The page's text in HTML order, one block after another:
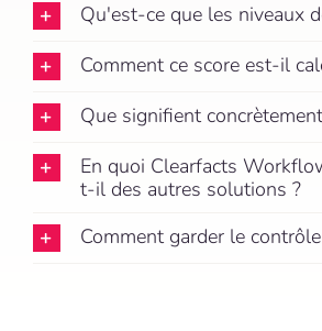
Qu'est-ce que les niveaux
Comment ce score est-il
Que signifient
En quoi Clearfacts
t-il des autres solutions ?
Comment garder le